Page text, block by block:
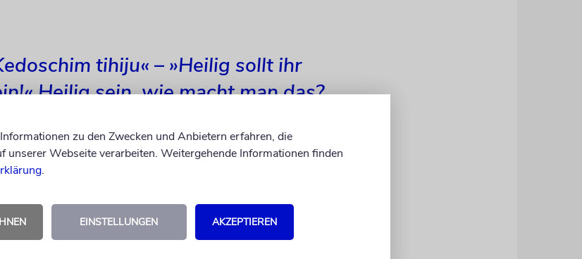
tihiju« – »Heilig sollt ihr
Heilig sein, wie macht man das?
gibt uns dazu ganz konkrete Anweisungen: Vater
nicht stehlen, nicht betrügen und nicht lügen.
wird, so darf man das durchaus zurückweisen, aber
zu den Zwecken und Anbietern erfahren, die
unserer Webseite verarbeiten. Weitergehende Informationen finden
.
EINSTELLUNGEN AKZEPTIEREN